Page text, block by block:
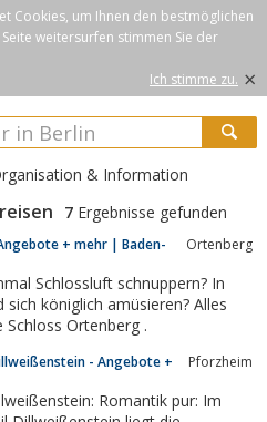
Cookies, um Ihnen den bestmöglichen
weitersurfen stimmen Sie der
Ich stimme zu. ×
& Information
7 Ergebnisse gefunden
+ mehr | Baden-
Ortenberg
Schlossluft schnuppern? In
königlich amüsieren? Alles
Schloss Ortenberg .
- Angebote +
Pforzheim
Romantik pur: Im